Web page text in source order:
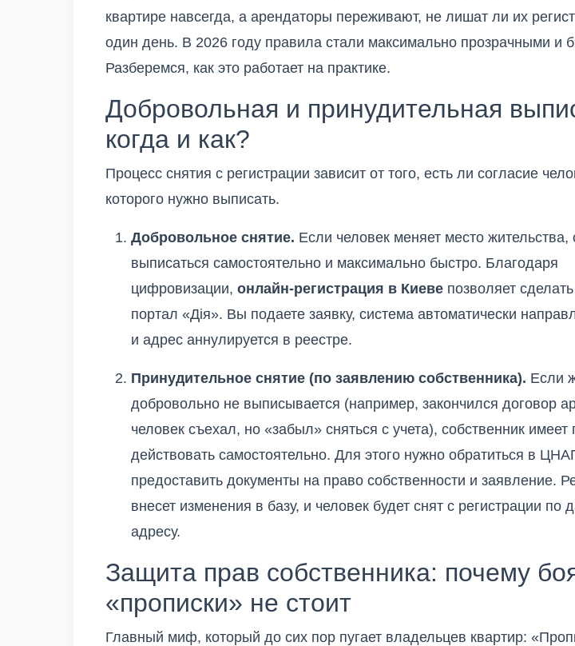
квартире навсегда, а арендаторы переживают, не лишат ли их
один день. В 2026 году правила стали максимально прозрачными и
Разберемся, как это работает на практике.
Добровольная и принудительная
когда и как?
Процесс снятия с регистрации зависит от того, есть ли согласие
которого нужно выписать.
Добровольное снятие. Если человек меняет место жительства,
выписаться самостоятельно и максимально быстро. Благодаря
цифровизации, онлайн-регистрация в Киеве позволяет
портал «Дія». Вы подаете заявку, система автоматически
и адрес аннулируется в реестре.
Принудительное снятие (по заявлению собственника). Если
добровольно не выписывается (например, закончился договор
человек съехал, но «забыл» сняться с учета), собственник имеет
действовать самостоятельно. Для этого нужно обратиться в
предоставить документы на право собственности и заявление.
внесет изменения в базу, и человек будет снят с регистрации по
адресу.
Защита прав собственника: почему
«прописки» не стоит
Главный миф, который до сих пор пугает владельцев квартир: